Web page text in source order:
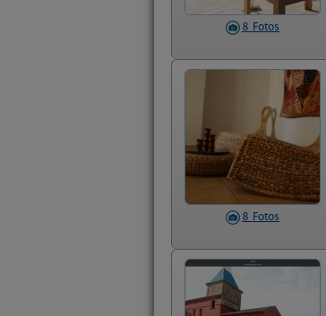
8 Fotos
8 Fotos